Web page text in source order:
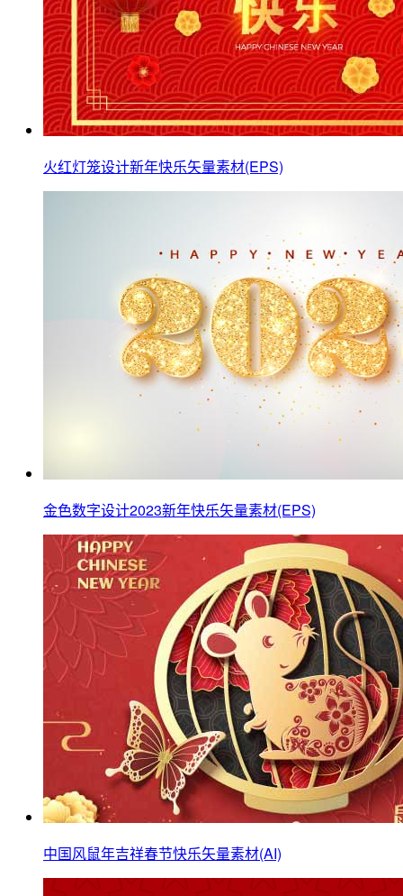
火红灯笼设计新年快乐矢量素材(EPS)
金色数字设计2023新年快乐矢量素材(EPS)
中国风鼠年吉祥春节快乐矢量素材(AI)